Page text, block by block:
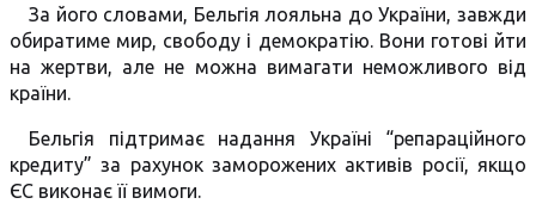
За його словами, Бельгія лояльна до України, завжди
обиратиме мир, свободу і демократію. Вони готові йти
на жертви, але не можна вимагати неможливого від
країни.
Бельгія підтримає надання Україні “репараційного
кредиту” за рахунок заморожених активів росії, якщо
ЄС виконає її вимоги.